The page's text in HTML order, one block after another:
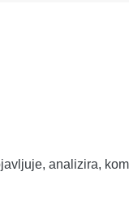
analizira,